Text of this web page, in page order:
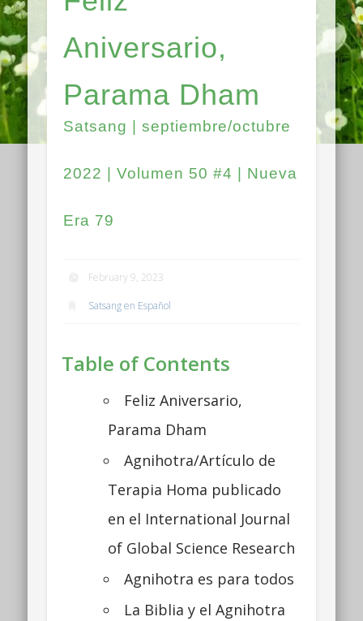
Aniversario,
Parama Dham
Satsang | septiembre/octubre
2022 | Volumen 50 #4 | Nueva
Era 79
February 9, 2023
Satsang en Español
Table of Contents
Feliz Aniversario,
Parama Dham
Agnihotra/Artículo de
Terapia Homa publicado
en el International Journal
of Global Science Research
Agnihotra es para todos
La Biblia y el Agnihotra